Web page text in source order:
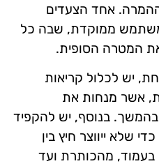
אחד הצעדים
משתמש ממוקדת, שבה כל
המטרה הסופית.
יש לכלול קריאות
אשר מנחות את
בנוסף, יש להקפיד
שלא ייווצר חיץ בין
מהכותרת ועד